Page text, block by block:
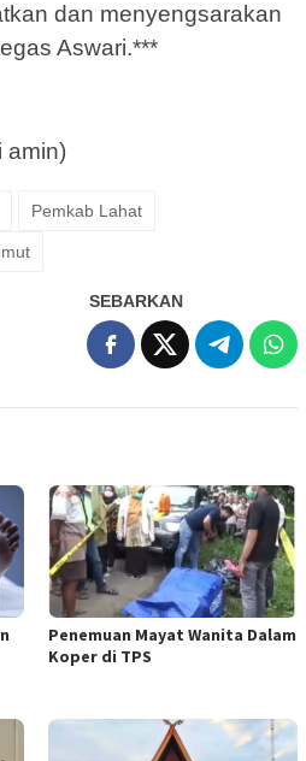
dan menyengsarakan
Aswari.***
amin)
Pemkab Lahat
SEBARKAN
Penemuan Mayat Wanita Dalam
Koper di TPS